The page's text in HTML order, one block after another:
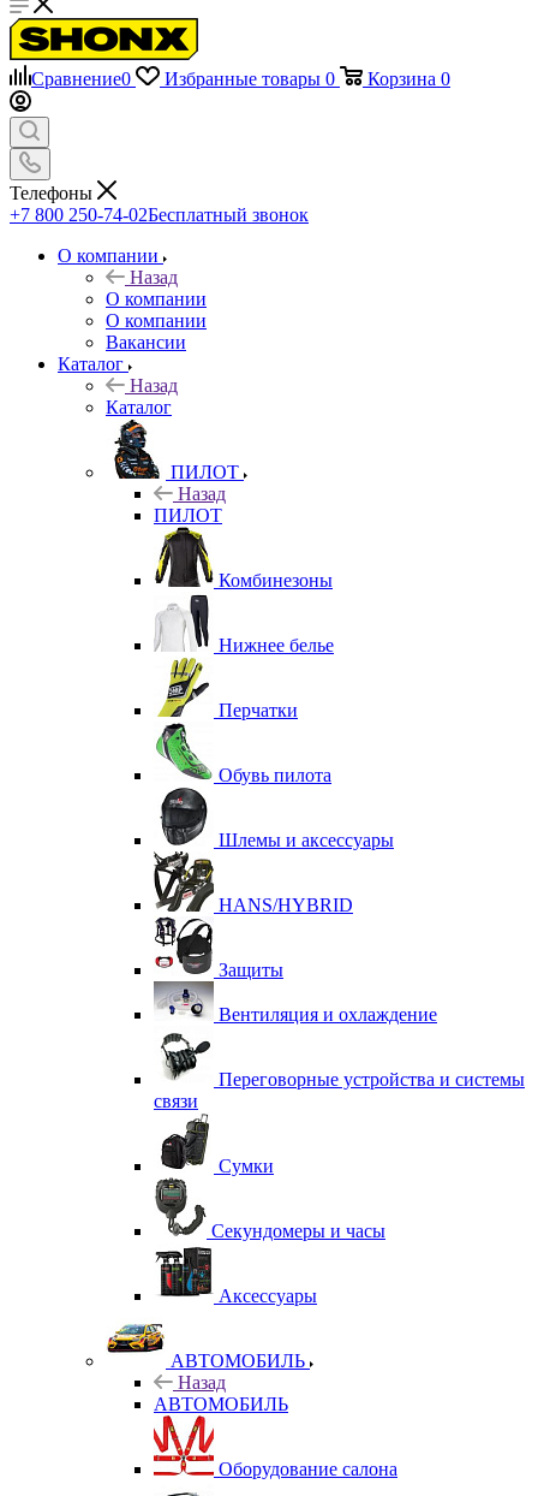
Сравнение0 Избранные товары 0 Корзина 0
Телефоны
+7 800 250-74-02Бесплатный звонок
О компании
Назад
О компании
О компании
Вакансии
Каталог
Назад
Каталог
ПИЛОТ
Назад
ПИЛОТ
Комбинезоны
Нижнее белье
Перчатки
Обувь пилота
Шлемы и аксессуары
HANS/HYBRID
Защиты
Вентиляция и охлаждение
Переговорные устройства и системы
связи
Сумки
Секундомеры и часы
Аксессуары
АВТОМОБИЛЬ
Назад
АВТОМОБИЛЬ
Оборудование салона